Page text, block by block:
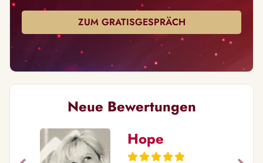
ZUM GRATISGESPRÄCH
Neue Bewertungen
Hope